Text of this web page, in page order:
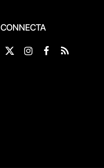
CONNECTA
X
InstagramFacebook
RSS